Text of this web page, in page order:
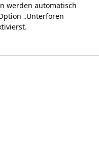
werden automatisch
„Unterforen